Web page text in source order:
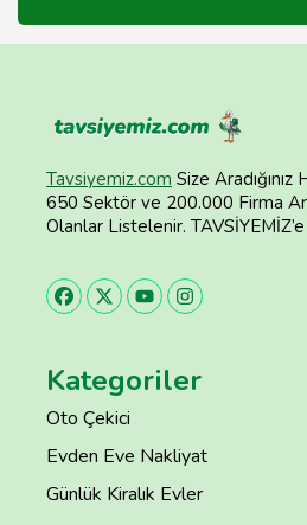
Tavsiyemiz.com Size
650 Sektör ve 200.000 Firma
Olanlar Listelenir. TAVSİYEMİZ’e
Kategoriler
Oto Çekici
Evden Eve Nakliyat
Günlük Kiralık Evler